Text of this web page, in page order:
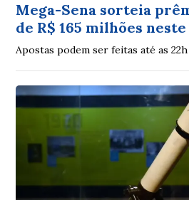
Mega-Sena sorteia
de R$ 165 milhões
Apostas podem ser feitas até as